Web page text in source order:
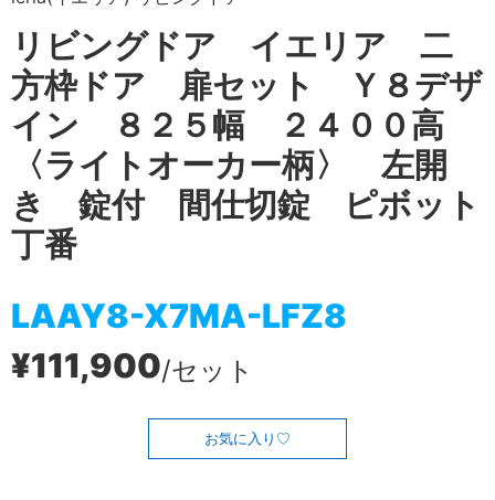
リビングドア イエリア 二
方枠ドア 扉セット Ｙ８デザ
イン ８２５幅 ２４００高
〈ライトオーカー柄〉 左開
き 錠付 間仕切錠 ピボット
丁番
LAAY8-X7MA-LFZ8
¥111,900/セット
お気に入り